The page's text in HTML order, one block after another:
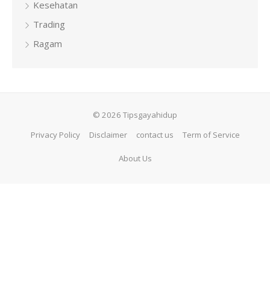
Kesehatan
Trading
Ragam
© 2026 Tipsgayahidup
Privacy Policy
Disclaimer contact us Term of Service
About Us